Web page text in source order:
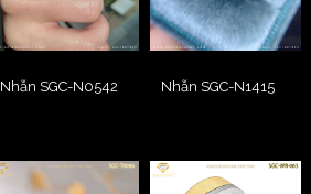
Nhẫn SGC-N0542 Nhẫn SGC-N1415